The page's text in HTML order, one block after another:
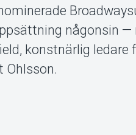
någonsin —
konstnärlig
Ohlsson.